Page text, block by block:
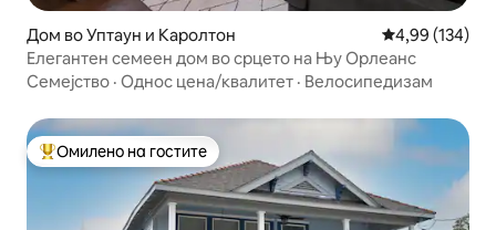
Дом во Уптаун и Каролтон Просечна
4,99 (134)
Елегантен семеен дом во срцето на Њу Орлеанс
Семејство · Однос цена/квалитет · Велосипедизам
Меѓу најуспешните „Омилени на гостите“
Омилено на гостите